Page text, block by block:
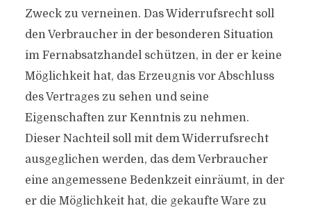
Zweck zu verneinen. Das Widerrufsrecht soll
den Verbraucher in der besonderen Situation
im Fernabsatzhandel schützen, in der er keine
Möglichkeit hat, das Erzeugnis vor Abschluss
des Vertrages zu sehen und seine
Eigenschaften zur Kenntnis zu nehmen.
Dieser Nachteil soll mit dem Widerrufsrecht
ausgeglichen werden, das dem Verbraucher
eine angemessene Bedenkzeit einräumt, in der
er die Möglichkeit hat, die gekaufte Ware zu